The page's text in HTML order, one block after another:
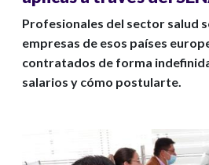
Profesionales del sector salud
empresas de esos países
contratados de forma
salarios y cómo postularte.